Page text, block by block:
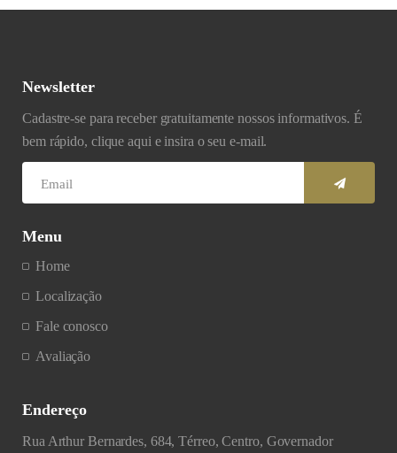
Newsletter
Cadastre-se para receber gratuitamente nossos informativos. É
bem rápido, clique aqui e insira o seu e-mail.
Menu
Home
Localização
Fale conosco
Avaliação
Endereço
Rua Arthur Bernardes, 684, Térreo, Centro, Governador